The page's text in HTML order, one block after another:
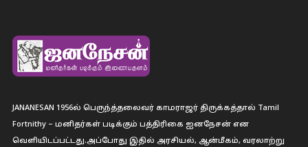
JANANESAN 1956ல் பெருந்த்தலைவர் காமராஜர் திருக்கத்தால் Tamil
Fortnithy – மனிதர்கள் படிக்கும் பத்திரிகை ஐனநேசன் என
வெளியிடப்பட்டது.அப்போது இதில் அரசியல், ஆன்மீகம், வரலாற்று